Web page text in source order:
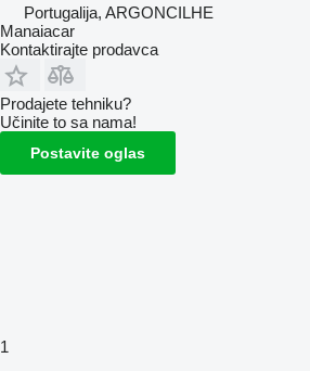
Portugalija, ARGONCILHE
Manaiacar
Kontaktirajte prodavca
Prodajete tehniku?
Učinite to sa nama!
Postavite oglas
1